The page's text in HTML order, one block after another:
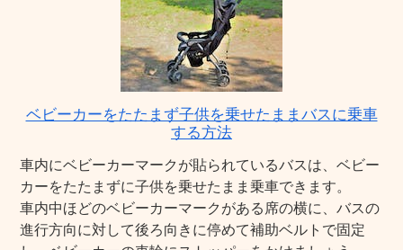
ベビーカーをたたまず子供を乗せたままバスに乗車
する方法
車内にベビーカーマークが貼られているバスは、ベビー
カーをたたまずに子供を乗せたまま乗車できます。
車内中ほどのベビーカーマークがある席の横に、バスの
進行方向に対して後ろ向きに停めて補助ベルトで固定